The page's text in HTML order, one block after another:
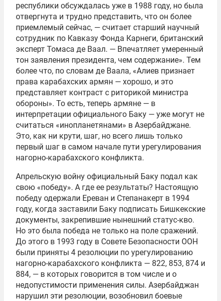
республики обсуждалась уже в 1988 году, но была
отвергнута и трудно представить, что он более
приемлемый сейчас, — считает старший научный
сотрудник по Кавказу Фонда Карнеги, британский
эксперт Томаса де Ваал. — Впечатляет умеренный
тон заявления президента, чем содержание». Тем
более что, по словам де Ваала, «Алиев признает
права карабахских армян — хорошо, и это
представляет контраст с риторикой министра
обороны». То есть, теперь армяне — в
интерпретации официального Баку — уже могут не
считаться «инопланетянами» в Азербайджане.
Это, как ни крути, шаг, но всего лишь только
первый шаг в самом начале пути урегулирования
нагорно-карабахского конфликта.
Апрельскую войну официальный Баку подал как
свою «победу». А где ее результаты? Настоящую
победу одержали Ереван и Степанакерт в 1994
году, когда заставили Баку подписать Бишкекские
документы, закрепившие нынешний статус-кво.
Но это была победа не только на поле сражений.
До этого в 1993 году в Совете Безопасности ООН
были приняты 4 резолюции по урегулированию
нагорно-карабахского конфликта — 822, 853, 874 и
884, — в которых говорится в том числе и о
недопустимости применения силы. Азербайджан
нарушил эти резолюции, возобновил боевые